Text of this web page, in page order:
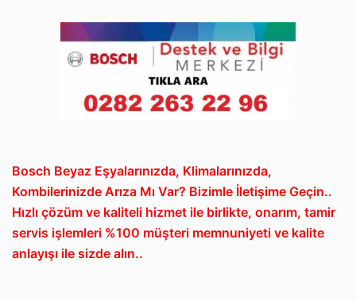
Bosch Beyaz Eşyalarınızda, Klimalarınızda,
Kombilerinizde Arıza Mı Var? Bizimle İletişime Geçin..
Hızlı çözüm ve kaliteli hizmet ile birlikte, onarım, tamir
servis işlemleri %100 müşteri memnuniyeti ve kalite
anlayışı ile sizde alın..